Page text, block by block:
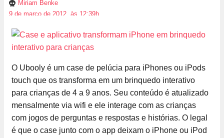
Miriam Benke
9 de março de 2012, às 12:39h
O Ubooly é um case de pelúcia para iPhones ou iPods
touch que os transforma em um brinquedo interativo
para crianças de 4 a 9 anos. Seu conteúdo é atualizado
mensalmente via wifi e ele interage com as crianças
com jogos de perguntas e respostas e histórias. O legal
é que o case junto com o app deixam o iPhone ou iPod